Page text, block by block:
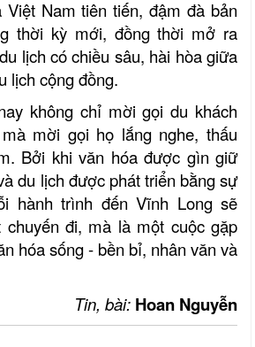
Việt Nam tiên tiến, đậm đà bản
thời kỳ mới, đồng thời mở ra
lịch có chiều sâu, hài hòa giữa
lịch cộng đồng.
không chỉ mời gọi du khách
mời gọi họ lắng nghe, thấu
Bởi khi văn hóa được gìn giữ
du lịch được phát triển bằng sự
hành trình đến Vĩnh Long sẽ
đi, mà là một cuộc gặp
hóa sống- bền bỉ, nhân văn và
Tin, bài: Hoan Nguyễn